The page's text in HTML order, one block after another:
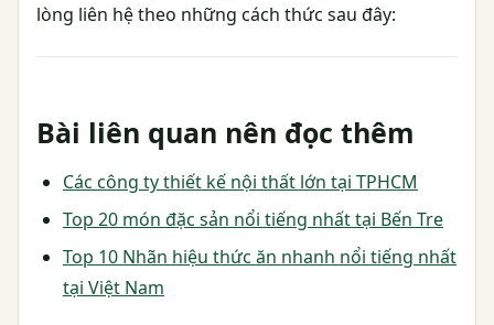
lòng liên hệ theo những cách thức sau đây:
Bài liên quan nên đọc thêm
Các công ty thiết kế nội thất lớn tại TPHCM
Top 20 món đặc sản nổi tiếng nhất tại Bến Tre
Top 10 Nhãn hiệu thức ăn nhanh nổi tiếng nhất
tại Việt Nam